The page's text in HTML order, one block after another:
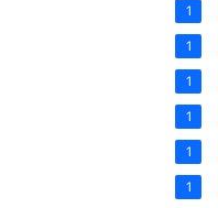
1
1
1
1
1
1